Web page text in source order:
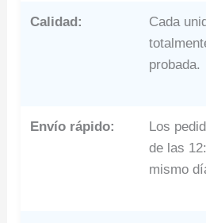
Calidad:
Cada
probada.
Envío rápido:
Los
de las
mismo